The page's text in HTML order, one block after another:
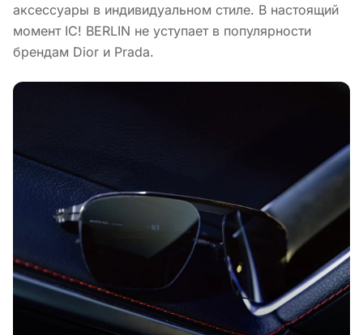
аксессуары в индивидуальном стиле. В настоящий
момент IC! BERLIN не уступает в популярности
брендам Dior и Prada.